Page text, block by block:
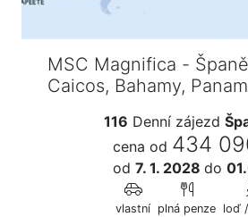
MSC Magnifica -
Caicos, Bahamy,
116 Denní zájezd
cena od 434
od 7. 1. 2028 do
vlastní plná penze loď